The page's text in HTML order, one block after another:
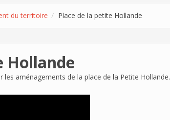
du territoire Place de la petite Hollande
Hollande
aménagements de la place de la Petite Hollande.